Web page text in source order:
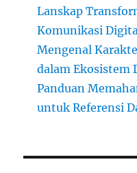
Lanskap
Komunikasi
Mengenal
dalam Ekosistem
Panduan
untuk Referensi